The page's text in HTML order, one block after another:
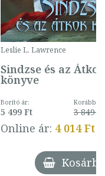
Leslie L. Lawrence
Sindzse és az Átkok
könyve
Borító ár:
5 499 Ft
Korábbi
3 849 Ft
Online ár: 4 014 Ft
Kosárba